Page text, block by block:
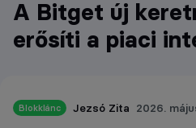
A Bitget új
erősíti a piaci
Blokklánc Jezsó Zita 2026.